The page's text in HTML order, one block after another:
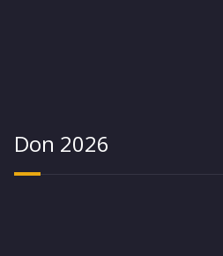
Don 2026